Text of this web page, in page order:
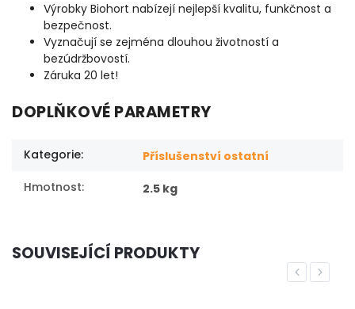
Výrobky Biohort nabízejí nejlepší kvalitu, funkčnost a
bezpečnost.
Vyznačují se zejména dlouhou životností a
bezúdržbovostí.
Záruka 20 let!
DOPLŇKOVÉ PARAMETRY
Kategorie:
Příslušenství ostatní
Hmotnost: 2.5 kg
SOUVISEJÍCÍ PRODUKTY
Previous
Next